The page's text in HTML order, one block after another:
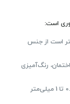
است:
است از جنس
رنگ‌آمیزی
ضخامت مناسب معمولاً بین 0.5 تا 1 میلی‌متر